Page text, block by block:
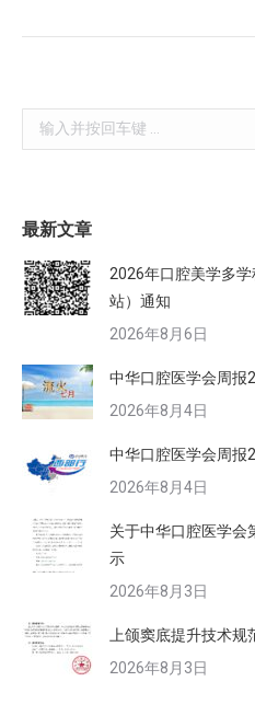
Search:
最新文章
2026年口腔美学多
站）通知
2026年8月6日
中华口腔医学会周报
2026年8月4日
中华口腔医学会周报
2026年8月4日
关于中华口腔医学会
示
2026年8月3日
上颌窦底提升技术
2026年8月3日